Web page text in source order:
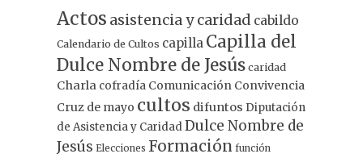
Actos asistencia y caridad cabildo
Calendario de Cultos capilla Capilla del
Dulce Nombre de Jesús caridad
Charla cofradía Comunicación Convivencia
Cruz de mayo cultos difuntos Diputación
de Asistencia y CaridadDulce Nombre de
Jesús Elecciones Formación función